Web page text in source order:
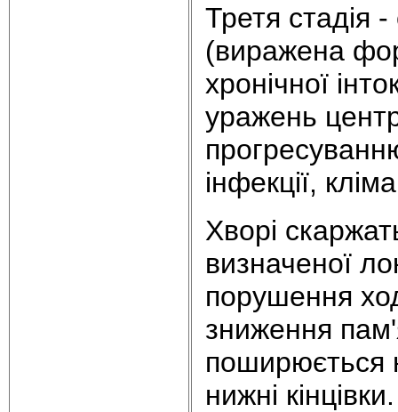
Третя стадія -
(виражена
хронічної
уражень
інфекції,
Хворі
визначеної
порушення
зниження
поширюється
нижні кінцівки.